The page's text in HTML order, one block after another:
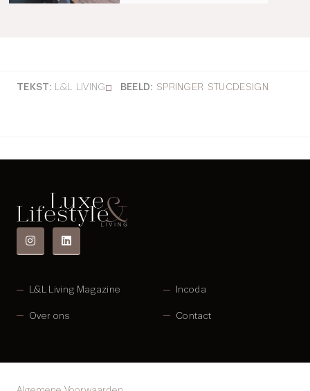
TEKST: L&L LIVING BEELD: SPRINGER STUCDESIGN
L&L Living Magazine Incoda
Over ons Contact